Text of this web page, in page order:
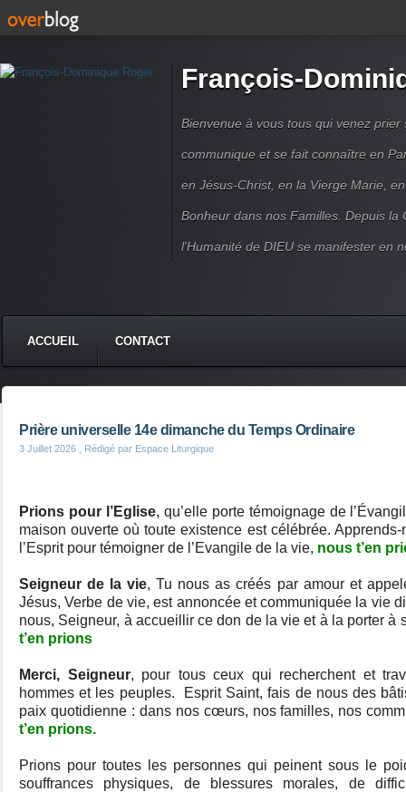
François-
Bienvenue à vous tous qui venez prier
communique et se fait connaître en
en Jésus-Christ, en la Vierge Marie,
Bonheur dans nos Familles. Depuis la
l'Humanité de DIEU se manifester en
ACCUEIL CONTACT
Prière universelle 14e dimanche du Temps Ordinaire
3 Juillet 2026 , Rédigé par Espace Liturgique
Prions pour l’Eglise, qu’elle porte témoignage de
maison ouverte où toute existence est célébrée.
l’Esprit pour témoigner de l’Evangile de la vie, nous t’en
Seigneur de la vie, Tu nous as créés par amour et
Jésus, Verbe de vie, est annoncée et communiquée la vie
nous, Seigneur, à accueillir ce don de la vie et à la porter à
t’en prions
Merci, Seigneur, pour tous ceux qui recherchent et
hommes et les peuples. Esprit Saint, fais de nous des
paix quotidienne : dans nos cœurs, nos familles, nos
t’en prions.
Prions pour toutes les personnes qui peinent sous le
souffrances physiques, de blessures morales, de